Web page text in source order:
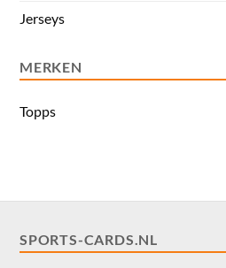
Jerseys
MERKEN
Topps
SPORTS-CARDS.NL